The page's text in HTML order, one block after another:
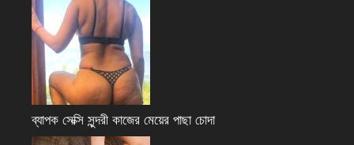
ব্যাপক সেক্সি সুন্দরী কাজের মেয়ের পাছা চোদা